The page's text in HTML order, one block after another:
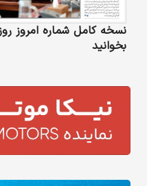
نسخه کامل شماره امروز
بخوانید